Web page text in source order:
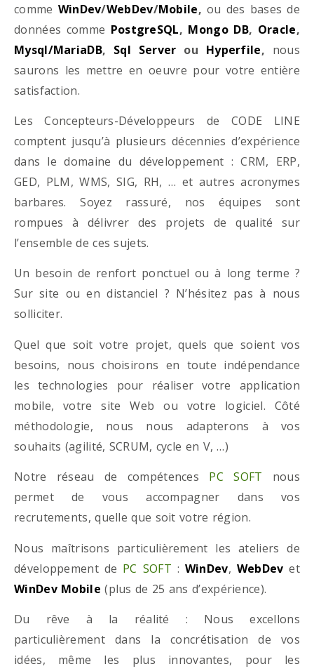
comme WinDev/WebDev/Mobile, ou des bases de
données comme PostgreSQL, Mongo DB, Oracle,
Mysql/MariaDB, Sql Server ou Hyperfile, nous
saurons les mettre en oeuvre pour votre entière
satisfaction.
Les Concepteurs-Développeurs de CODE LINE
comptent jusqu’à plusieurs décennies d’expérience
dans le domaine du développement : CRM, ERP,
GED, PLM, WMS, SIG, RH, … et autres acronymes
barbares. Soyez rassuré, nos équipes sont
rompues à délivrer des projets de qualité sur
l’ensemble de ces sujets.
Un besoin de renfort ponctuel ou à long terme ?
Sur site ou en distanciel ? N’hésitez pas à nous
solliciter.
Quel que soit votre projet, quels que soient vos
besoins, nous choisirons en toute indépendance
les technologies pour réaliser votre application
mobile, votre site Web ou votre logiciel. Côté
méthodologie, nous nous adapterons à vos
souhaits (agilité, SCRUM, cycle en V, …)
Notre réseau de compétences PC SOFT nous
permet de vous accompagner dans vos
recrutements, quelle que soit votre région.
Nous maîtrisons particulièrement les ateliers de
développement de PC SOFT : WinDev, WebDev et
WinDev Mobile (plus de 25 ans d’expérience).
Du rêve à la réalité : Nous excellons
particulièrement dans la concrétisation de vos
idées, même les plus innovantes, pour les